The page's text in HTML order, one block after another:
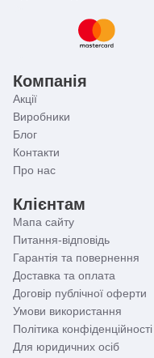
Компанія
Акції
Виробники
Блог
Контакти
Про нас
Клієнтам
Мапа сайту
Питання-відповідь
Гарантія та повернення
Доставка та оплата
Договір публічної оферти
Умови використання
Політика конфіденційності
Для юридичних осіб